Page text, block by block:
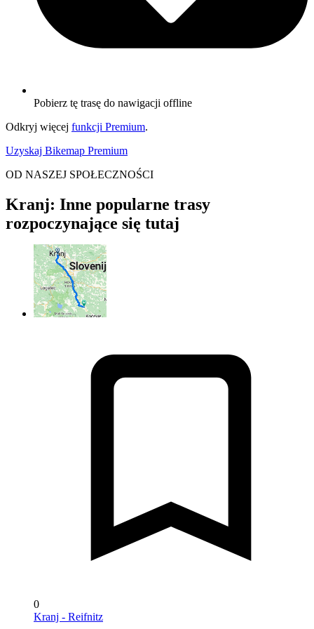
Pobierz tę trasę do nawigacji offline
Odkryj więcej funkcji Premium.
Uzyskaj Bikemap Premium
OD NASZEJ SPOŁECZNOŚCI
Kranj: Inne popularne trasy
rozpoczynające się tutaj
0
Kranj - Reifnitz